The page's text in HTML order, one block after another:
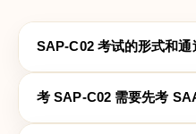
SAP-C02 考试的形式和通
考 SAP-C02 需要先考